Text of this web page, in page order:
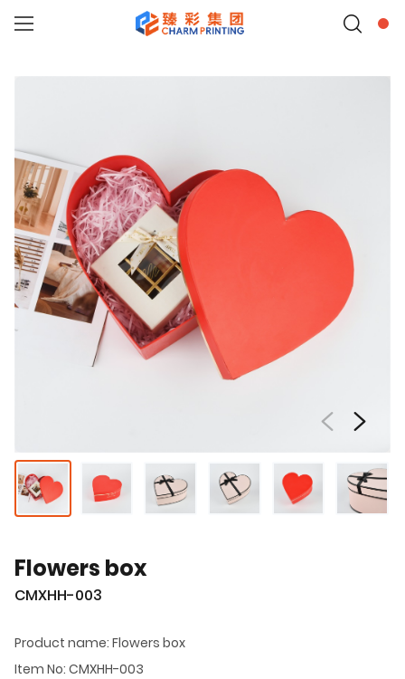
Flowers box
CMXHH-003
Product name: Flowers box
Item No: CMXHH-003